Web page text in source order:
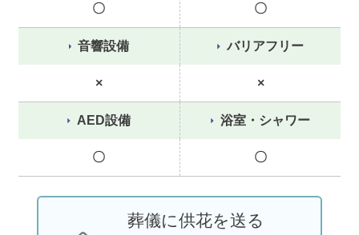
〇 〇
音響設備
×
バリアフリー
×
AED設備
〇
浴室・シャワー
〇
葬儀に供花を送る